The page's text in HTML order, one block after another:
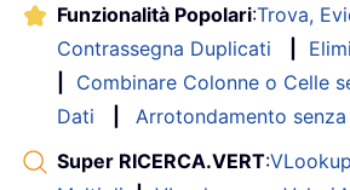
Funzionalità Popolari:Trova,
Contrassegna Duplicati
Combinare Colonne o Celle
Dati
Arrotondamento
Super RICERCA.VERT: